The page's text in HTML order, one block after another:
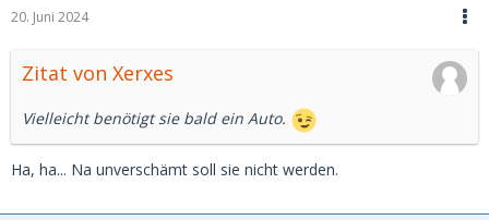
20. Juni 2024
Zitat von Xerxes
Vielleicht benötigt sie bald ein Auto.
Ha, ha... Na unverschämt soll sie nicht werden.